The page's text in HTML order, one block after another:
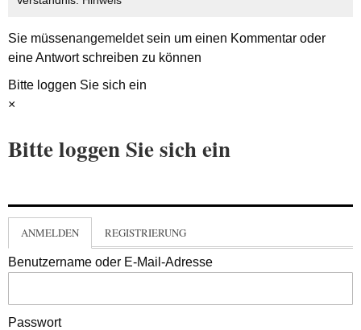
Sie müssenangemeldetsein um einen Kommentar oder
eine Antwort schreiben zu können
Bitte loggen Sie sich ein
×
Bitte loggen Sie sich ein
ANMELDEN REGISTRIERUNG
Benutzername oder E-Mail-Adresse
Passwort